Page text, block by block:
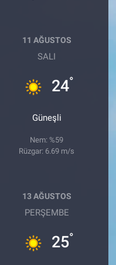
11 AĞUSTOS
SALI
24°
Güneşli
Nem: %59
Rüzgar: 6.69 m/s
13 AĞUSTOS
PERŞEMBE
25°